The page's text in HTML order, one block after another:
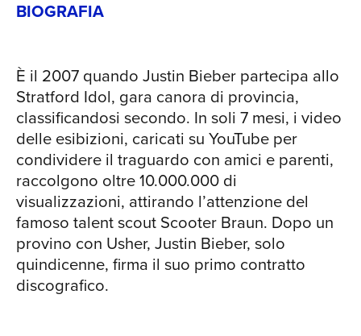
MATURITÀ E SPERIMENTAZIONE Il 2015
mondiale, tra cui “What do you mean?”,
“Sorry” e “Love Yourself”. Un album
ricco di collaborazioni, prodotto dai
famosi dj Skrillex e Diplo, dove si
alternando pezzi di electro-dance alla
musica soul e R’n’B, senza mai
accantonare il pop delle origini.
Purpose è un disco decisamente più
maturo, sicuramente in grado di
rivolgersi a un pubblico più vasto ed
eterogeneo rispetto ai precedenti.
BIOGRAFIA
È il 2007 quando Justin Bieber partecipa allo
Stratford Idol, gara canora di provincia,
classificandosi secondo. In soli 7 mesi, i video
delle esibizioni, caricati su YouTube per
condividere il traguardo con amici e parenti,
raccolgono oltre 10.000.000 di
visualizzazioni, attirando l’attenzione del
famoso talent scout Scooter Braun. Dopo un
provino con Usher, Justin Bieber, solo
quindicenne, firma il suo primo contratto
discografico.